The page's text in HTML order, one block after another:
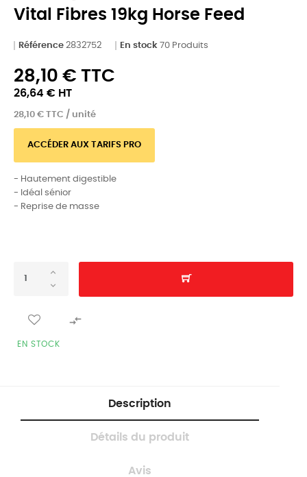
Vital Fibres 19kg Horse Feed
Référence 2832752 En stock 70 Produits
28,10 € TTC
26,64 € HT
28,10 € TTC / unité
ACCÉDER AUX TARIFS PRO
- Hautement digestible
- Idéal sénior
- Reprise de masse

EN STOCK
Description
Détails du produit
Avis